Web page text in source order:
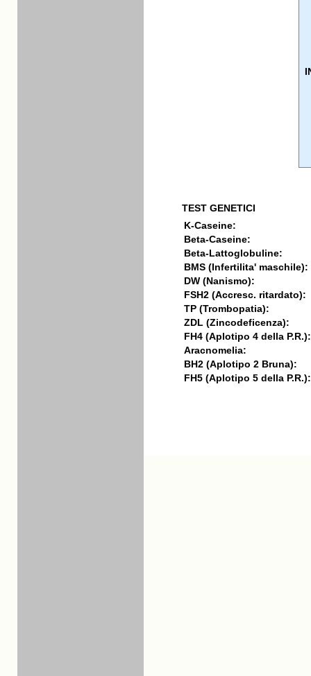
TEST GENETICI
K-Caseine:
Beta-Caseine:
Beta-Lattoglobuline:
BMS (Infertilita' maschile):
DW (Nanismo):
FSH2 (Accresc. ritardato):
TP (Trombopatia):
ZDL (Zincodeficenza):
FH4 (Aplotipo 4 della P.R.):
Aracnomelia:
BH2 (Aplotipo 2 Bruna):
FH5 (Aplotipo 5 della P.R.):